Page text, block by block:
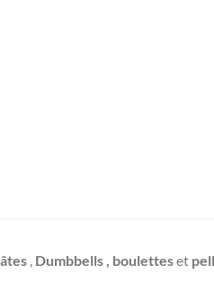
, Dumbbells , bouletteset